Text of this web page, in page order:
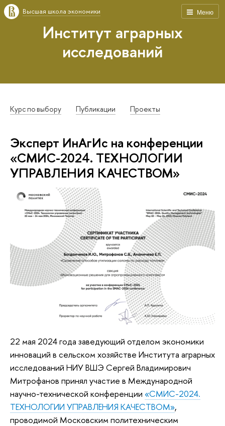
Меню
Высшая школа экономики
Институт аграрных
исследований
Курс по выбору Публикации Проекты
Эксперт ИнАгИс на конференции
«СМИС-2024. ТЕХНОЛОГИИ
УПРАВЛЕНИЯ КАЧЕСТВОМ»
22 мая 2024 года заведующий отделом экономики
инноваций в сельском хозяйстве Института аграрных
исследований НИУ ВШЭ Сергей Владимирович
Митрофанов принял участие в Международной
научно-технической конференции «СМИС-2024.
ТЕХНОЛОГИИ УПРАВЛЕНИЯ КАЧЕСТВОМ»,
проводимой Московским политехническим